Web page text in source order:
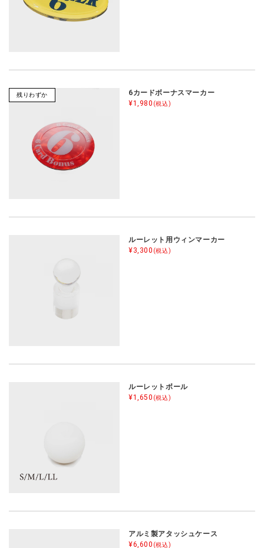
残りわずか
6カードボーナスマーカー
¥1,980 (税込)
ルーレット用ウィンマーカー
¥3,300 (税込)
ルーレットボール
¥1,650 (税込)
アルミ製アタッシュケース
¥6,600 (税込)